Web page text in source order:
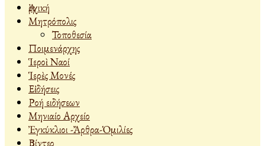
Ἀρχική
Μητρόπολις
Τοποθεσία
Ποιμενάρχης
Ἱεροὶ Ναοί
Ἱερὲς Μονές
Εἰδήσεις
Ροή ειδήσεων
Μηνιαίο Αρχείο
Ἐγκύκλιοι -Ἄρθρα-Ὁμιλίες
Βίντεο